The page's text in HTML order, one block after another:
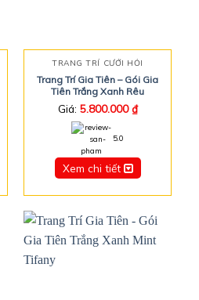
TRANG TRÍ CƯỚI HỎI
Trang Trí Gia Tiên – Gói Gia
Tiên Trắng Xanh Rêu
Giá: 5.800.000₫
5.0
Xem chi tiết